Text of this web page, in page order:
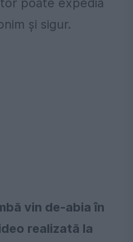
poate expedia
și sigur.
vin de-abia în
realizată la